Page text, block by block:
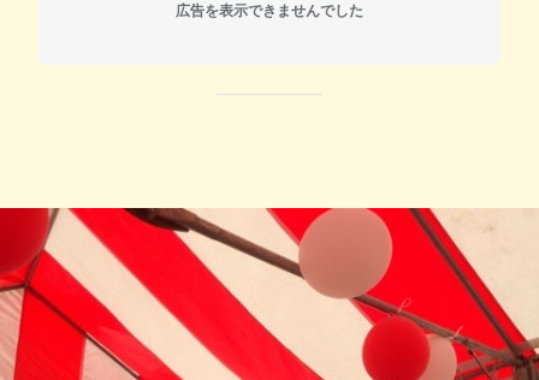
広告を表示できませんでした